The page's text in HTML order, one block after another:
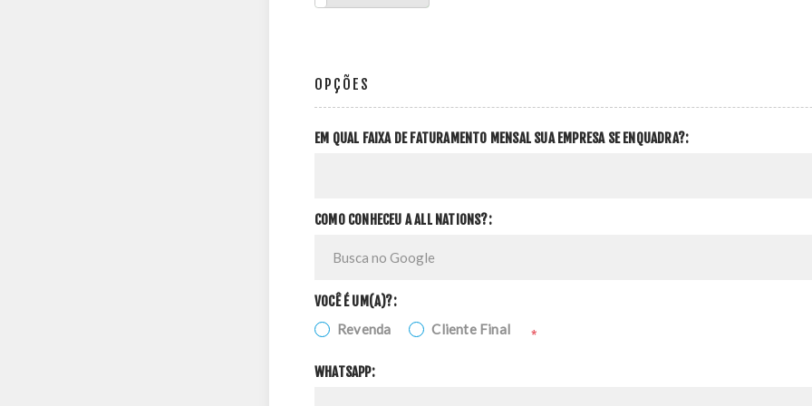
OPÇÕES
EM QUAL FAIXA DE FATURAMENTO MENSAL SUA EMPRESA SE ENQUADRA?:
COMO CONHECEU A ALL NATIONS?:
VOCÊ É UM(A)?:
Revenda Cliente Final *
WHATSAPP: